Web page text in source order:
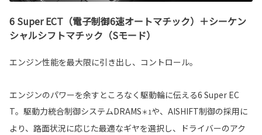
6 Super ECT（電子制御6速オートマチック）＋シーケン
シャルシフトマチック（Sモード）
エンジン性能を最大限に引き出し、コントロール。
エンジンのパワーを余すところなく駆動輪に伝える6 Super EC
T。駆動力統合制御システムDRAMS＊1や、AISHIFT制御の採用に
より、路面状況に応じた最適なギヤを選択し、ドライバーのアク